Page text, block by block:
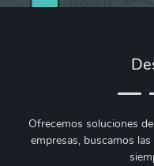
Ofrecemos soluciones
empresas, buscamos